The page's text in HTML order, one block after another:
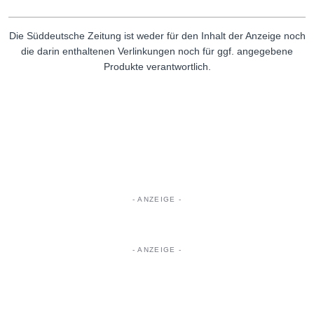
Die Süddeutsche Zeitung ist weder für den Inhalt der Anzeige noch
die darin enthaltenen Verlinkungen noch für ggf. angegebene
Produkte verantwortlich.